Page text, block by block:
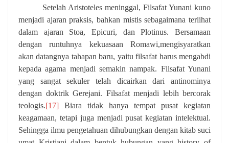
Setelah Aristoteles meninggal, Filsafat Yunani kuno
menjadi ajaran praksis, bahkan mistis sebagaimana terlihat
dalam ajaran Stoa, Epicuri, dan Plotinus. Bersamaan
dengan runtuhnya kekuasaan Romawi,mengisyaratkan
akan datangnya tahapan baru, yaitu filsafat harus mengabdi
kepada agama menjadi semakin nampak. Filsafat Yunani
yang sangat sekuler telah dicairkan dari antinominya
dengan doktrik Gerejani. Filsafat menjadi lebih bercorak
teologis.[17] Biara tidak hanya tempat pusat kegiatan
keagamaan, tetapi juga menjadi pusat kegiatan intelektual.
Sehingga ilmu pengetahuan dihubungkan dengan kitab suci